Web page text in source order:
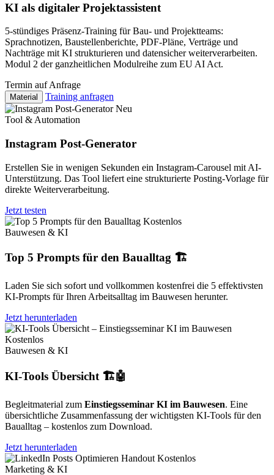
KI als digitaler Projektassistent
5-stündiges Präsenz-Training für Bau- und Projektteams:
Sprachnotizen, Baustellenberichte, PDF-Pläne, Verträge und
Nachträge mit KI strukturieren und datensicher weiterverarbeiten.
Modul 2 der ganzheitlichen Modulreihe zum EU AI Act.
Termin auf Anfrage
Material
Training anfragen
Neu
Tool & Automation
Instagram Post-Generator
Erstellen Sie in wenigen Sekunden ein Instagram-Carousel mit AI-
Unterstützung. Das Tool liefert eine strukturierte Posting-Vorlage für
direkte Weiterverarbeitung.
Jetzt testen
Kostenlos
Bauwesen & KI
Top 5 Prompts für den Baualltag 🏗️
Laden Sie sich sofort und vollkommen kostenfrei die 5 effektivsten
KI-Prompts für Ihren Arbeitsalltag im Bauwesen herunter.
Jetzt herunterladen
Kostenlos
Bauwesen & KI
KI-Tools Übersicht 🏗️🤖
Begleitmaterial zum Einstiegsseminar KI im Bauwesen. Eine
übersichtliche Zusammenfassung der wichtigsten KI-Tools für den
Baualltag – kostenlos zum Download.
Jetzt herunterladen
Kostenlos
Marketing & KI